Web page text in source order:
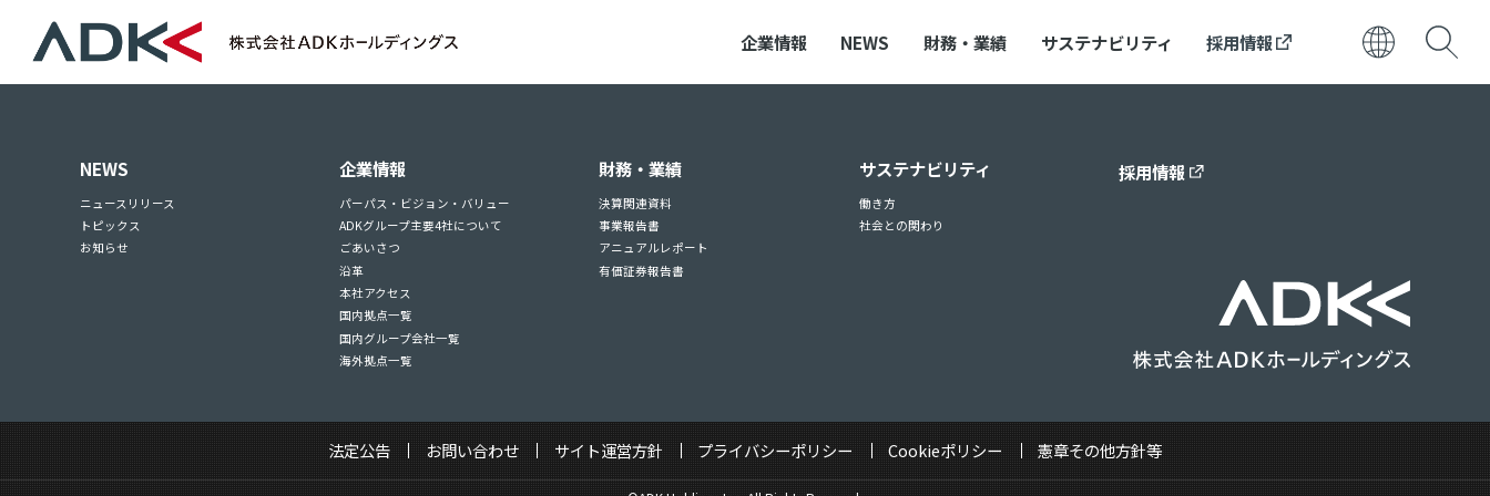
企業情報 NEWS 財務・業績 サステナビリティ 採用情報
NEWS
ニュースリリース
トピックス
お知らせ
企業情報
パーパス・ビジョン・バリュー
ADKグループ主要4社について
ごあいさつ
沿革
本社アクセス
国内拠点一覧
国内グループ会社一覧
海外拠点一覧
財務・業績
決算関連資料
事業報告書
アニュアルレポート
有価証券報告書
サステナビリティ
働き方
社会との関わり
採用情報
法定公告 お問い合わせ サイト運営方針 プライバシーポリシー Cookieポリシー 憲章その他方針等